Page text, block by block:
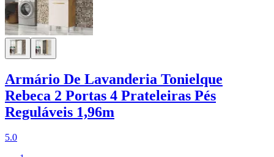
Armário De Lavanderia Tonielque
Rebeca 2 Portas 4 Prateleiras Pés
Reguláveis 1,96m
5.0